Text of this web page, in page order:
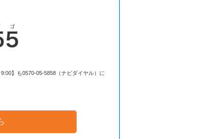
】も0570-05-5858（ナビダイヤル）に